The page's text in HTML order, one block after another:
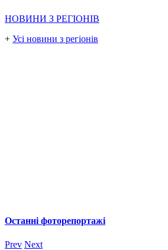
НОВИНИ З РЕГІОНІВ
+ Усі новини з регіонів
Останні фоторепортажі
Prev Next